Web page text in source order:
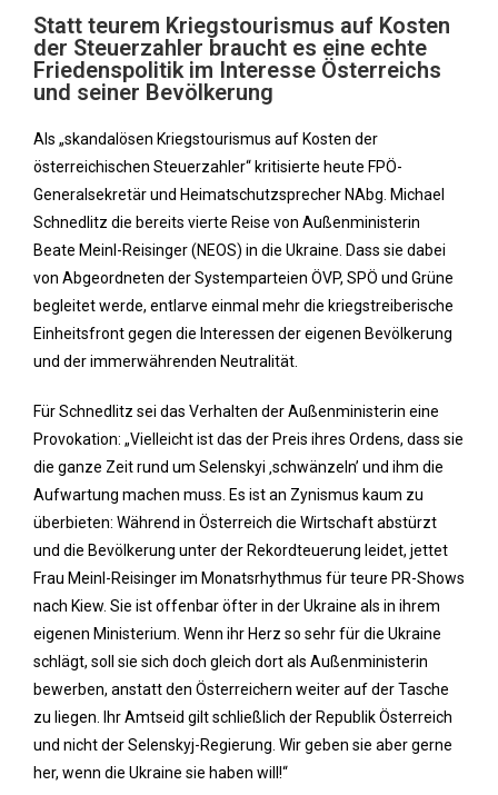
Statt teurem Kriegstourismus auf Kosten
der Steuerzahler braucht es eine echte
Friedenspolitik im Interesse Österreichs
und seiner Bevölkerung
Als „skandalösen Kriegstourismus auf Kosten der
österreichischen Steuerzahler“ kritisierte heute FPÖ-
Generalsekretär und Heimatschutzsprecher NAbg. Michael
Schnedlitz die bereits vierte Reise von Außenministerin
Beate Meinl-Reisinger (NEOS) in die Ukraine. Dass sie dabei
von Abgeordneten der Systemparteien ÖVP, SPÖ und Grüne
begleitet werde, entlarve einmal mehr die kriegstreiberische
Einheitsfront gegen die Interessen der eigenen Bevölkerung
und der immerwährenden Neutralität.
Für Schnedlitz sei das Verhalten der Außenministerin eine
Provokation: „Vielleicht ist das der Preis ihres Ordens, dass sie
die ganze Zeit rund um Selenskyi ‚schwänzeln’ und ihm die
Aufwartung machen muss. Es ist an Zynismus kaum zu
überbieten: Während in Österreich die Wirtschaft abstürzt
und die Bevölkerung unter der Rekordteuerung leidet, jettet
Frau Meinl-Reisinger im Monatsrhythmus für teure PR-Shows
nach Kiew. Sie ist offenbar öfter in der Ukraine als in ihrem
eigenen Ministerium. Wenn ihr Herz so sehr für die Ukraine
schlägt, soll sie sich doch gleich dort als Außenministerin
bewerben, anstatt den Österreichern weiter auf der Tasche
zu liegen. Ihr Amtseid gilt schließlich der Republik Österreich
und nicht der Selenskyj-Regierung. Wir geben sie aber gerne
her, wenn die Ukraine sie haben will!“